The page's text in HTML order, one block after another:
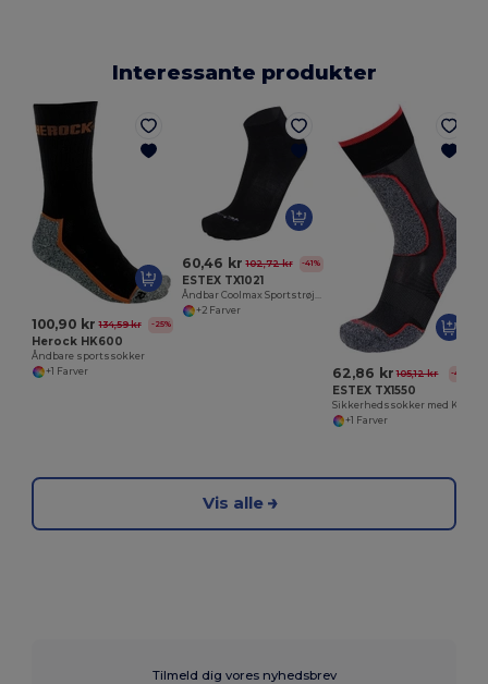
Interessante produkter
100,90 kr 134,59 kr -25%
Herock HK600
Åndbare sportssokker
+1 Farver
60,46 kr 102,72 kr -41%
ESTEX TX1021
+2 Farver
62,86 kr 105,12 kr -40%
ESTEX TX1550
+1 Farver
Vis alle
Tilmeld dig vores nyhedsbrev